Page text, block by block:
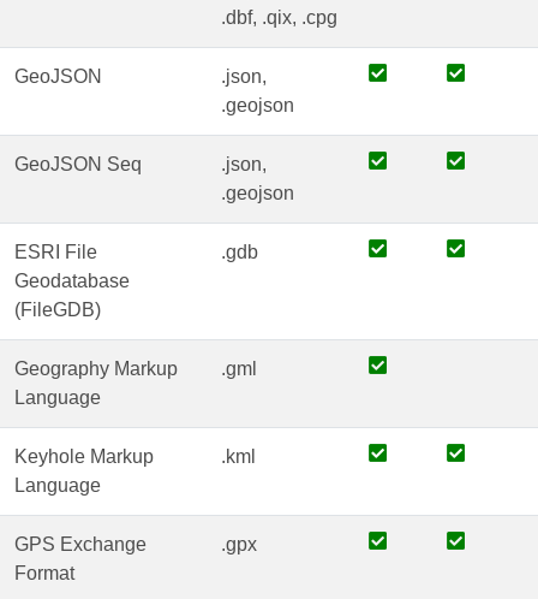
.dbf, .qix, .cpg
GeoJSON
.json,
.geojson
GeoJSON Seq
.json,
.geojson
ESRI File
Geodatabase
(FileGDB)
.gdb
Geography Markup
Language
.gml
Keyhole Markup
Language
.kml
GPS Exchange
Format
.gpx